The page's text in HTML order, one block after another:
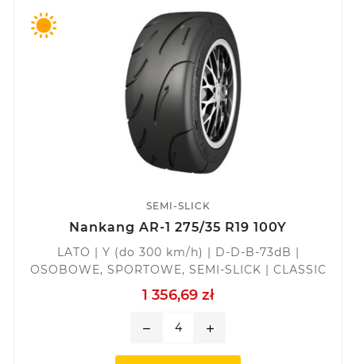
SEMI-SLICK
Nankang AR-1 275/35 R19 100Y
LATO | Y (do 300 km/h) | D-D-B-73dB |
OSOBOWE, SPORTOWE, SEMI-SLICK | CLASSIC
1 356,69 zł
remove add